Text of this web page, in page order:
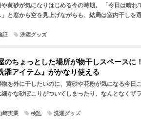
黄砂が気になりはじめる今の時期。 「今日は晴れ
と窓から空を見上げながらも、結局は室内干しを
証 洗濯グッズ
のちょっとした場所が物干しスペース
濯アイテム』がかなり使える
を外に干したいのに、黄砂や花粉が気になる今日
かな砂ぼこりがついてしまったり、なんとなくザ
崎実業 検証 洗濯グッズ